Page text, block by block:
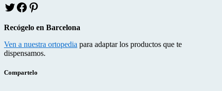
T
w
t
e
r
f
c
e
o
o
t
e
r
e
Recógelo en Barcelona
Ven a nuestra ortopedia para adaptar los productos que te
dispensamos.
Compartelo